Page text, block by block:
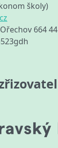
školy)
664 44